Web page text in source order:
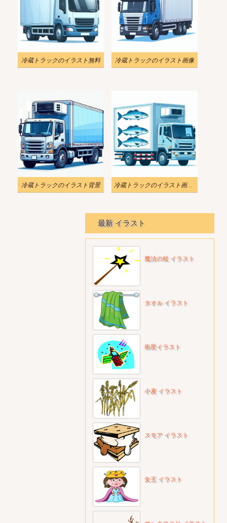
冷蔵トラックのイラスト無料 冷蔵トラックのイラスト画像
冷蔵トラックのイラスト背景 冷蔵トラックのイラスト画像 2
最新 イラスト
魔法の杖 イラスト
タオル イラスト
衛星イラスト
小麦 イラスト
スモア イラスト
女王 イラスト